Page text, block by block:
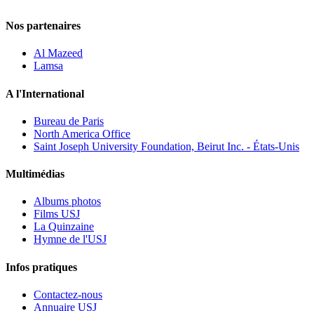
Nos partenaires
Al Mazeed
Lamsa
A l'International
Bureau de Paris
North America Office
Saint Joseph University Foundation, Beirut Inc. - États-Unis
Multimédias
Albums photos
Films USJ
La Quinzaine
Hymne de l'USJ
Infos pratiques
Contactez-nous
Annuaire USJ